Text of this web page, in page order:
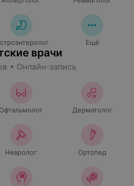
Ещё
врачи
• Онлайн-запись
Офтальмолог Дерматолог
Невролог Ортопед